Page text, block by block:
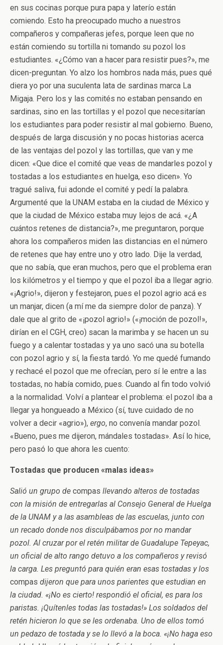
en sus cocinas porque pura papa y laterío están
comiendo. Esto ha preocupado mucho a nuestros
compañeros y compañeras jefes, porque leen que no
están comiendo su tortilla ni tomando su pozol los
estudiantes. «¿Cómo van a hacer para resistir pues?», me
dicen-preguntan. Yo alzo los hombros nada más, pues qué
diera yo por una suculenta lata de sardinas marca La
Migaja. Pero los y las comités no estaban pensando en
sardinas, sino en las tortillas y el pozol que necesitarían
los estudiantes para poder resistir al mal gobierno. Bueno,
después de larga discusión y no pocas historias acerca
de las ventajas del pozol y las tortillas, que van y me
dicen: «Que dice el comité que veas de mandarles pozol y
tostadas a los estudiantes en huelga, eso dicen». Yo
tragué saliva, fui adonde el comité y pedí la palabra.
Argumenté que la UNAM estaba en la ciudad de México y
que la ciudad de México estaba muy lejos de acá. «¿A
cuántos retenes de distancia?», me preguntaron, porque
ahora los compañeros miden las distancias en el número
de retenes que hay entre uno y otro lado. Dije la verdad,
que no sabía, que eran muchos, pero que el problema eran
los kilómetros y el tiempo y que el pozol iba a llegar agrio.
«¡Agrio!», dijeron y festejaron, pues el pozol agrio acá es
un manjar, dicen (a mí me da siempre dolor de panza). Y
dale que al grito de «¡pozol agrio!» («¡moción de pozol!»,
dirían en el CGH, creo) sacan la marimba y se hacen un su
fuego y a calentar tostadas y ya uno sacó una su botella
con pozol agrio y sí, la fiesta tardó. Yo me quedé fumando
y rechacé el pozol que me ofrecían, pero sí le entre a las
tostadas, no había comido, pues. Cuando al fin todo volvió
a la normalidad. Volví a plantear el problema: el pozol iba a
llegar ya hongueado a México (sí, tuve cuidado de no
volver a decir «agrio»), ergo, no convenía mandar pozol.
«Bueno, pues ­me dijeron­, mándales tostadas». Así lo hice,
pero pasó lo que ahora les cuento:
Tostadas que producen «malas ideas»
Salió un grupo de compas llevando alteros de tostadas
con la misión de entregarlas al Consejo General de Huelga
de la UNAM y a las asambleas de las escuelas, junto con
un recado donde nos disculpábamos por no mandar
pozol. Al cruzar por el retén militar de Guadalupe Tepeyac,
un oficial de alto rango detuvo a los compañeros y revisó
la carga. Les preguntó para quién eran esas tostadas y los
compas dijeron que para unos parientes que estudian en
la ciudad. «¡No es cierto! ­respondió el oficial­, es para los
paristas. ¡Quítenles todas las tostadas!» Los soldados del
retén hicieron lo que se les ordenaba. Uno de ellos tomó
un pedazo de tostada y se lo llevó a la boca. «¡No haga eso